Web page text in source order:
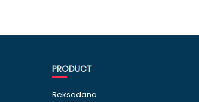
PRODUCT
Reksadana